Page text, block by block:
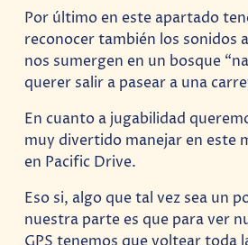
Por último en este apartado
reconocer también los sonidos
nos sumergen en un bosque
querer salir a pasear a una
En cuanto a jugabilidad
muy divertido manejar en este
en Pacific Drive.
Eso si, algo que tal vez sea un
nuestra parte es que para ver